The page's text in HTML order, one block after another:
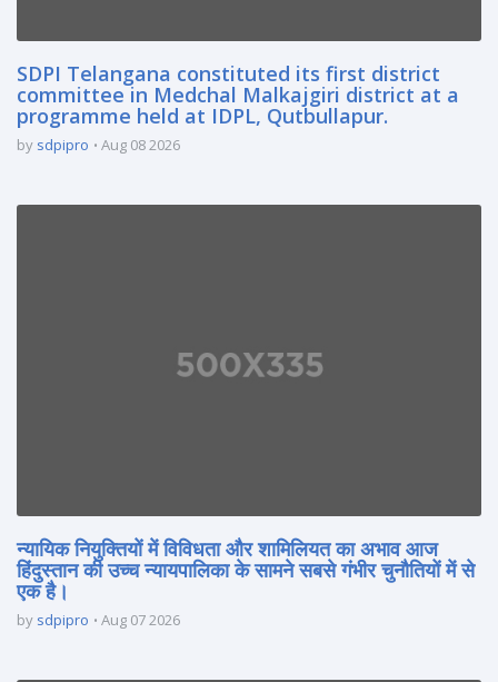
SDPI Telangana constituted its first district
committee in Medchal Malkajgiri district at a
programme held at IDPL, Qutbullapur.
by sdpipro Aug 08 2026
न्यायिक नियुक्तियों में विविधता और शामिलियत का अभाव आज
हिंदुस्तान की उच्च न्यायपालिका के सामने सबसे गंभीर चुनौतियों में से
एक है।
by sdpipro Aug 07 2026